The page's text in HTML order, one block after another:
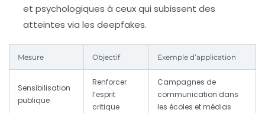
et psychologiques à ceux qui subissent des
atteintes via les deepfakes.
Mesure Objectif Exemple d’application
Sensibilisation
publique
Renforcer
l’esprit
critique
Campagnes de
communication dans
les écoles et médias